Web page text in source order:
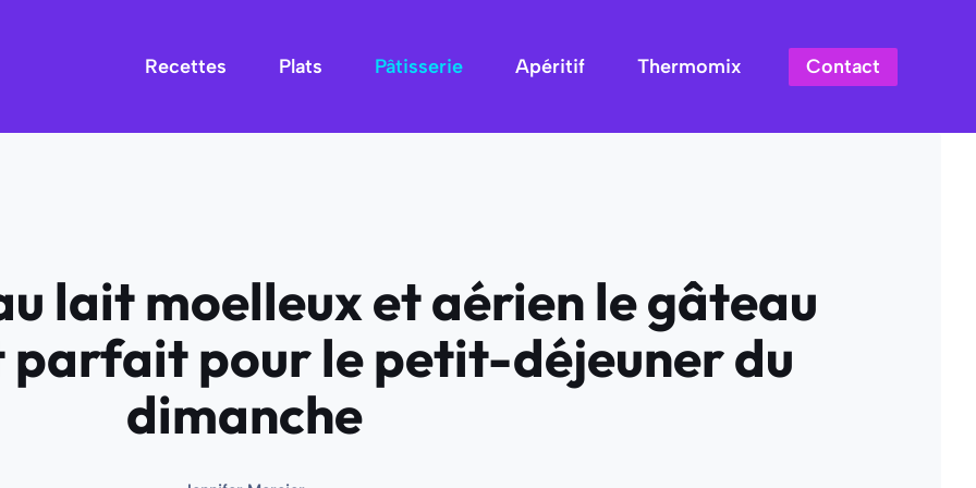
Recettes Plats Pâtisserie Apéritif Thermomix Contact
lait moelleux et aérien le gâteau
pour le petit-déjeuner du
dimanche